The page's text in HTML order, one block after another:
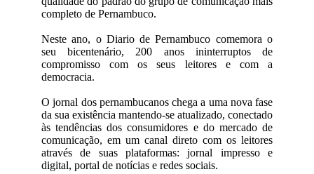
completo de Pernambuco.
Neste ano, o Diario de Pernambuco comemora o
seu bicentenário, 200 anos ininterruptos de
compromisso com os seus leitores e com a
democracia.
O jornal dos pernambucanos chega a uma nova fase
da sua existência mantendo-se atualizado, conectado
às tendências dos consumidores e do mercado de
comunicação, em um canal direto com os leitores
através de suas plataformas: jornal impresso e
digital, portal de notícias e redes sociais.